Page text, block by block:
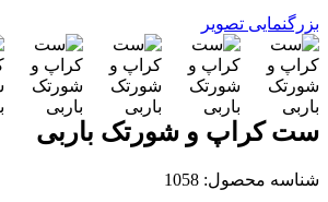
بزرگنمایی تصویر
ست کراپ و شورتک باربی
شناسه محصول: 1058